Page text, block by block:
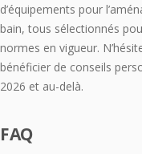
d’équipements pour
bain, tous sélectionnés
normes en vigueur.
bénéficier de conseils
2026 et au-delà.
FAQ